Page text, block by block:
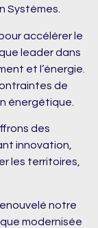
Systèmes.
accélérer le
leader dans
et l’énergie.
de
énergétique.
des
innovation,
les territoires,
notre
modernisée